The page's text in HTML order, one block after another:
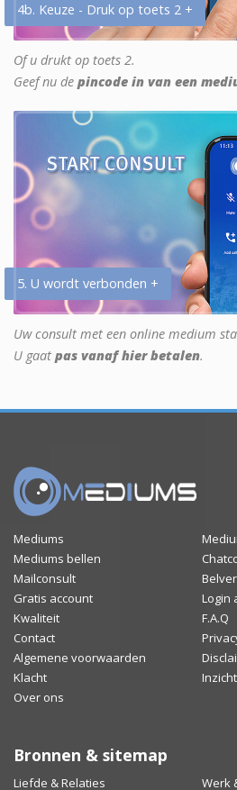
4b. Keuze - Druk op toets 2 +
Of u drukt op toets 2.
Geef nu de pincode in van een
5. U wordt verbonden +
Uw consult met een online medium
U gaat pas vanaf hier betalen.
Mediums
Mediums bellen
Mailconsult
Gratis account
Login
Kwaliteit
F.A.Q
Contact
Algemene voorwaarden
Klacht
Over ons
Bronnen & sitemap
Liefde & Relaties Werk